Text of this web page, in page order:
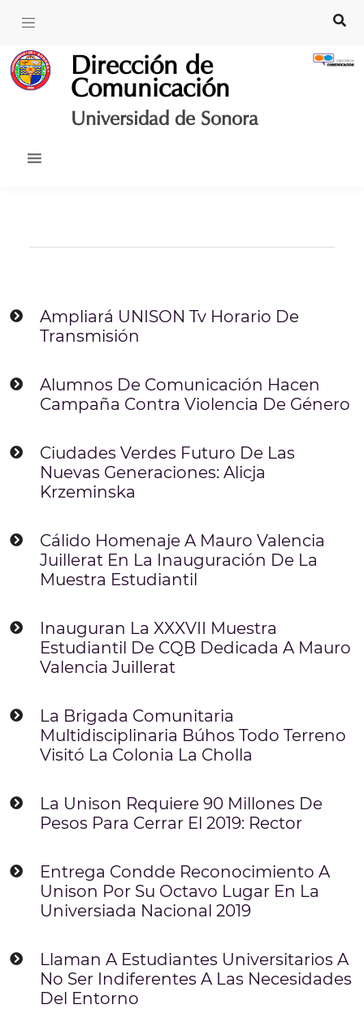
content
Dirección de
Comunicación
Universidad de Sonora
Ampliará UNISON Tv Horario De
Transmisión
Alumnos De Comunicación Hacen
Campaña Contra Violencia De Género
Ciudades Verdes Futuro De Las
Nuevas Generaciones: Alicja
Krzeminska
Cálido Homenaje A Mauro Valencia
Juillerat En La Inauguración De La
Muestra Estudiantil
Inauguran La XXXVII Muestra
Estudiantil De CQB Dedicada A Mauro
Valencia Juillerat
La Brigada Comunitaria
Multidisciplinaria Búhos Todo Terreno
Visitó La Colonia La Cholla
La Unison Requiere 90 Millones De
Pesos Para Cerrar El 2019: Rector
Entrega Condde Reconocimiento A
Unison Por Su Octavo Lugar En La
Universiada Nacional 2019
Llaman A Estudiantes Universitarios A
No Ser Indiferentes A Las Necesidades
Del Entorno